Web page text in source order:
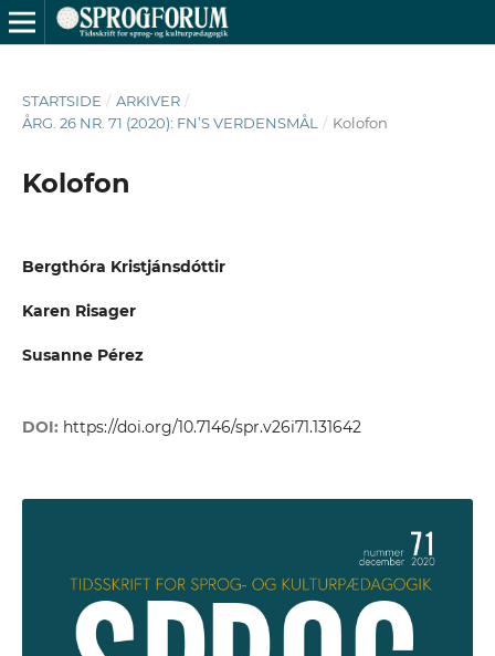
STARTSIDE / ARKIVER /
ÅRG. 26 NR. 71 (2020): FN’S VERDENSMÅL
/ Kolofon
Kolofon
Bergthóra Kristjánsdóttir
Karen Risager
Susanne Pérez
DOI: https://doi.org/10.7146/spr.v26i71.131642